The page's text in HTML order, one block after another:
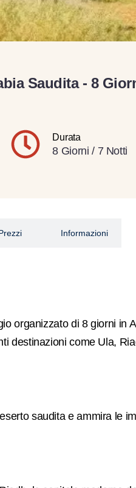
Saudita - 8
Durata
8 Giorni / 7 Notti
Informazioni
organizzato di 8 giorni in
destinazioni come Ula,
saudita e ammira le